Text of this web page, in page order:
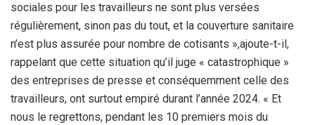
sociales pour les travailleurs ne sont plus versées
régulièrement, sinon pas du tout, et la couverture sanitaire
n’est plus assurée pour nombre de cotisants »,ajoute-t-il,
rappelant que cette situation qu’il juge « catastrophique »
des entreprises de presse et conséquemment celle des
travailleurs, ont surtout empiré durant l’année 2024. « Et
nous le regrettons, pendant les 10 premiers mois du